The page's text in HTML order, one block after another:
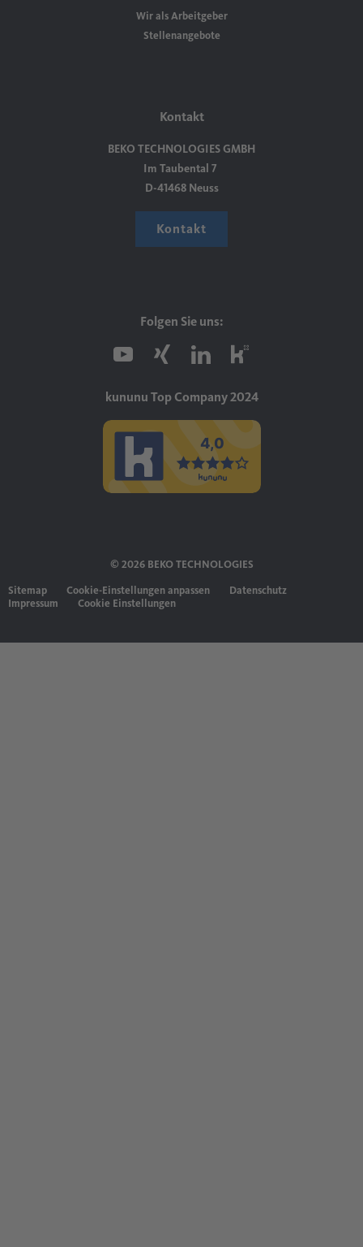
Wir als Arbeitgeber
Stellenangebote
Kontakt
BEKO TECHNOLOGIES GMBH
Im Taubental 7
D-41468 Neuss
Kontakt
Folgen Sie uns:
kununu Top Company 2024
© 2026 BEKO TECHNOLOGIES
Sitemap
Cookie-Einstellungen anpassen
Datenschutz
Impressum
Cookie Einstellungen